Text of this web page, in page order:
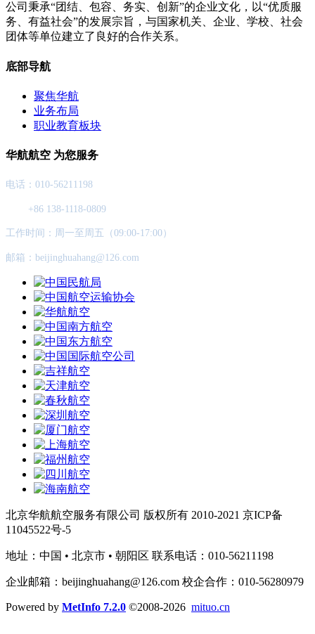
公司秉承“团结、包容、务实、创新”的企业文化，以“优质服
务、有益社会”的发展宗旨，与国家机关、企业、学校、社会
团体等单位建立了良好的合作关系。
底部导航
聚焦华航
业务布局
职业教育板块
华航航空 为您服务
电话：010-56211198
+86 138-1118-0809
工作时间：周一至周五（09:00-17:00）
邮箱：beijinghuahang@126.com
北京华航航空服务有限公司 版权所有 2010-2021 京ICP备
11045522号-5
地址：中国 • 北京市 • 朝阳区 联系电话：010-56211198
企业邮箱：beijinghuahang@126.com 校企合作：010-56280979
Powered by MetInfo 7.2.0 ©2008-2026 mituo.cn